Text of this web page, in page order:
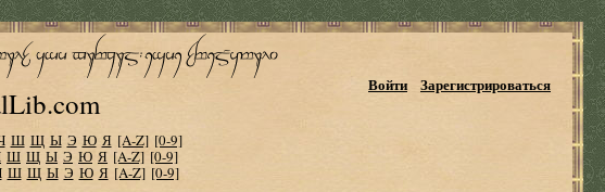
Войти Зарегистрироваться
Ш Щ Ы Э Ю Я [A-Z] [0-9]
Ш Щ Ы Э Ю Я [A-Z] [0-9]
Ш Щ Ы Э Ю Я [A-Z] [0-9]